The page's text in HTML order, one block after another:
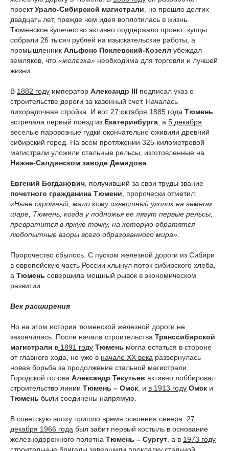
проектУрало-Сибирской магистрали , но прошло долгих
двадцать лет, прежде чем идея воплотилась в жизнь.
Тюменское купечество активно поддержало проект: купцы
собрали 26 тысяч рублей на изыскательские работы, а
промышленник Альфонс Поклевский-Козелл убеждал
земляков, что «железка» необходима для торговли и лучшей
жизни.
В 1882 году император Александр III подписал указ о
строительстве дороги за казенный счет. Началась
лихорадочная стройка. И вот 27 октября 1885 года Тюмень
встречала первый поезд из Екатеринбурга , а 5 декабря
веселые паровозные гудки окончательно оживили древний
сибирский город. На всем протяжении 325-километровой
магистрали уложили стальные рельсы, изготовленные на
Нижне-Салдинском заводе Демидова
Евгений Богданович , получивший за свои труды звание
почетного гражданина Тюмени , пророчески отметил:
«Ныне скромный, мало кому известный уголок на земном
шаре, Тюмень, когда у подножья ее лягут первые рельсы,
превратится в яркую точку, на которую обратятся
любопытные взоры всего образованного мира»
Пророчество сбылось. С пуском железной дороги из Сибири
в европейскую часть России хлынул поток сибирского хлеба,
а Тюмень совершила мощный рывок в экономическом
развитии.
Век расширения
Но на этом история тюменской железной дороги не
закончилась. После начала строительства Транссибирской
магистрали в 1891 году Тюмень могла остаться в стороне
от главного хода, но уже в начале XX века развернулась
новая борьба за продолжение стальной магистрали.
Городской голова Александр Текутьев активно лоббировал
строительство линии Тюмень – Омск , и в 1913 году Омск и
Тюмень были соединены напрямую.
В советскую эпоху пришло время освоения севера. 27
декабря 1966 года был забит первый костыль в основание
железнодорожного полотна Тюмень – Сургут , а в 1973 году